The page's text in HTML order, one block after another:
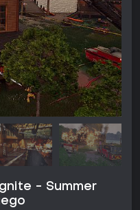
- Summer